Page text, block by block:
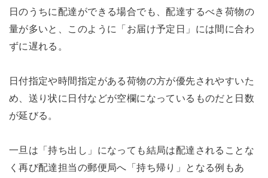
日のうちに配達ができる場合でも、配達するべき荷物の
量が多いと、このように「お届け予定日」には間に合わ
ずに遅れる。
日付指定や時間指定がある荷物の方が優先されやすいた
め、送り状に日付などが空欄になっているものだと日数
が延びる。
一旦は「持ち出し」になっても結局は配達されることな
く再び配達担当の郵便局へ「持ち帰り」となる例もあ